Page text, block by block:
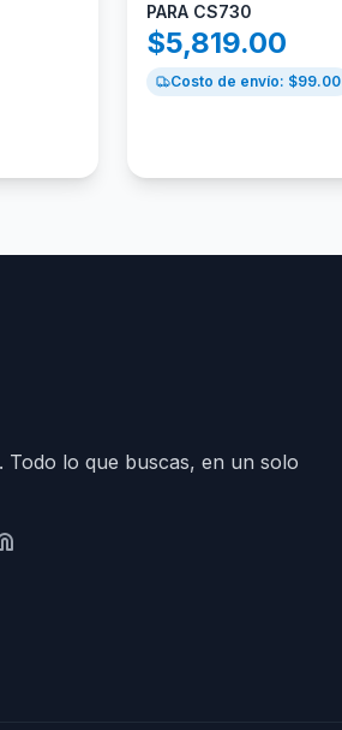
PARA CS730
$5,819.00
Costo de envío: $99.00
Todo lo que buscas, en un solo